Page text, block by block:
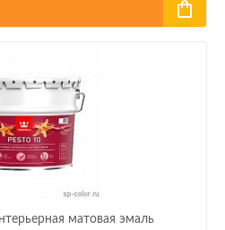
матовая эмаль